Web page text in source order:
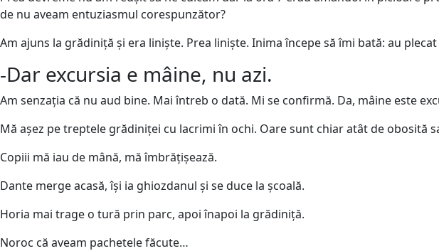
de nu aveam entuziasmul corespunzător?
Am ajuns la grădiniță și era liniște. Prea liniște. Inima începe să îmi bată: au
-Dar excursia e mâine, nu azi.
Am senzația că nu aud bine. Mai întreb o dată. Mi se confirmă. Da, mâine este
Mă așez pe treptele grădiniței cu lacrimi în ochi. Oare sunt chiar atât de obosită
Copiii mă iau de mână, mă îmbrățișează.
Dante merge acasă, își ia ghiozdanul și se duce la școală.
Horia mai trage o tură prin parc, apoi înapoi la grădiniță.
Noroc că aveam pachetele făcute…